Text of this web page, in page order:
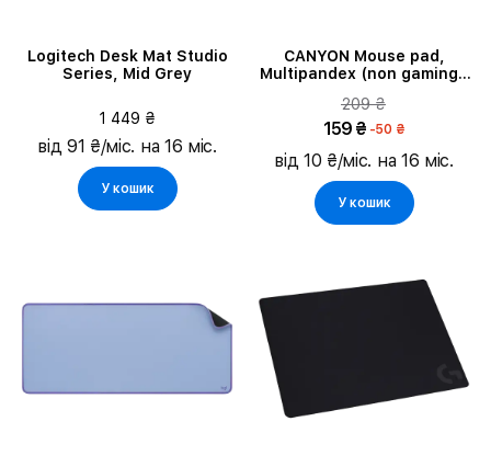
Logitech Desk Mat Studio
Series, Mid Grey
1 449 ₴
від 91 ₴/міс. на 16 міс.
У кошик
CANYON Mouse pad,
Multipandex (non gaming),
209 ₴
159 ₴ -50 ₴
від 10 ₴/міс. на 16 міс.
У кошик